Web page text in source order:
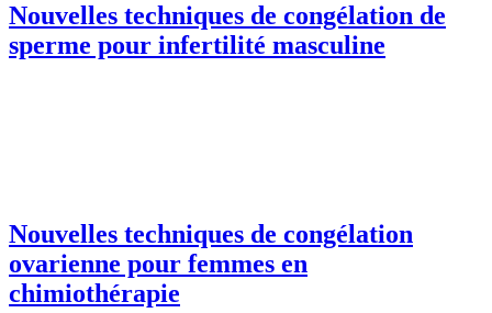
Nouvelles techniques de congélation de
sperme pour infertilité masculine
Nouvelles techniques de congélation
ovarienne pour femmes en
chimiothérapie